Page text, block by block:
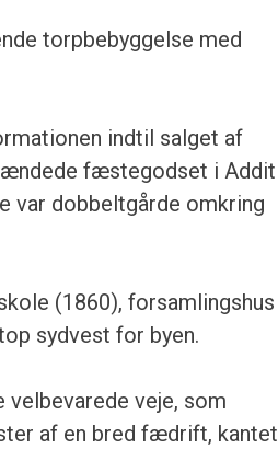
torpbebyggelse med
indtil salget af
fæstegodset i Addit
var dobbeltgårde omkring
(1860), forsamlingshus
sydvest for byen.
velbevarede veje, som
af en bred fædrift, kantet